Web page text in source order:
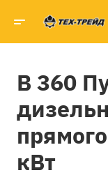
B 360
кВт